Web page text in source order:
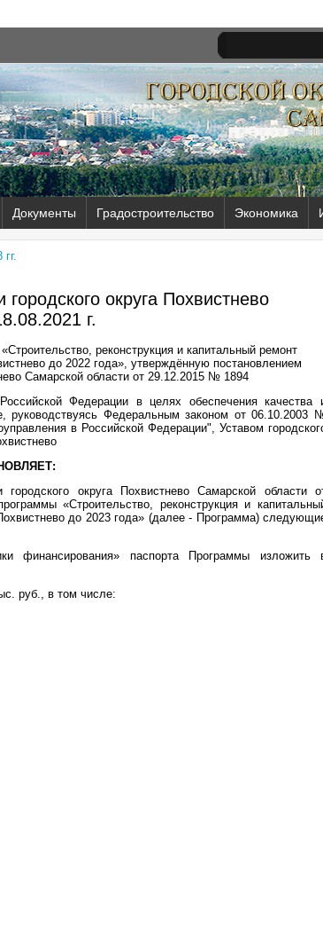
Документы Градостроительство Экономика
округа Похвистнево
г.
реконструкция и капитальный ремонт
до 2022 года», утверждённую постановлением
Самарской области от 29.12.2015 № 1894
Федерации в целях обеспечения качества
руководствуясь Федеральным законом от 06.10.2003
в Российской Федерации", Уставом
округа Похвистнево Самарской области
«Строительство, реконструкция и
до 2023 года» (далее - Программа)
финансирования» паспорта Программы изложить
руб., в том числе: